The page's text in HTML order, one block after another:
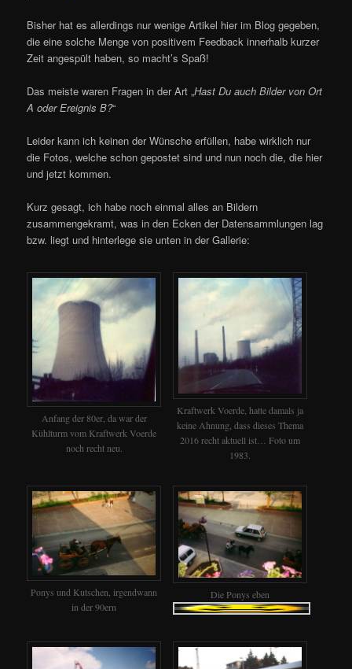
Bisher hat es allerdings nur wenige Artikel hier im Blog gegeben,
die eine solche Menge von positivem Feedback innerhalb kurzer
Zeit angespült haben, so macht’s Spaß!
Das meiste waren Fragen in der Art „Hast Du auch Bilder von Ort
A oder Ereignis B?“
Leider kann ich keinen der Wünsche erfüllen, habe wirklich nur
die Fotos, welche schon gepostet sind und nun noch die, die hier
und jetzt kommen.
Kurz gesagt, ich habe noch einmal alles an Bildern
zusammengekramt, was in den Ecken der Datensammlungen lag
bzw. liegt und hinterlege sie unten in der Gallerie:
Anfang der 80er, da war der
Kühlturm vom Kraftwerk Voerde
noch recht neu.
Kraftwerk Voerde, hatte damals ja
keine Ahnung, dass dieses Thema
2016 recht aktuell ist… Foto um
1983.
Ponys und Kutschen, irgendwann
in der 90ern
Die Ponys eben